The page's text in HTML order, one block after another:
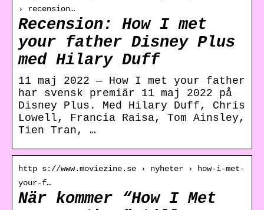
› recension…
Recension: How I met
your father Disney Plus
med Hilary Duff
11 maj 2022 — How I met your father
har svensk premiär 11 maj 2022 på
Disney Plus. Med Hilary Duff, Chris
Lowell, Francia Raisa, Tom Ainsley,
Tien Tran, …
http s://www.moviezine.se › nyheter › how-i-met-
your-f…
När kommer “How I Met